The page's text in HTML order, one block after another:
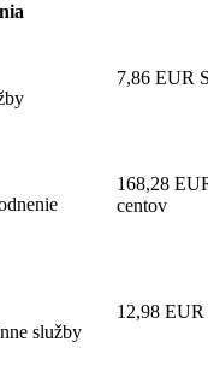
7,86 EUR
168,28
centov
služby
12,98 EUR